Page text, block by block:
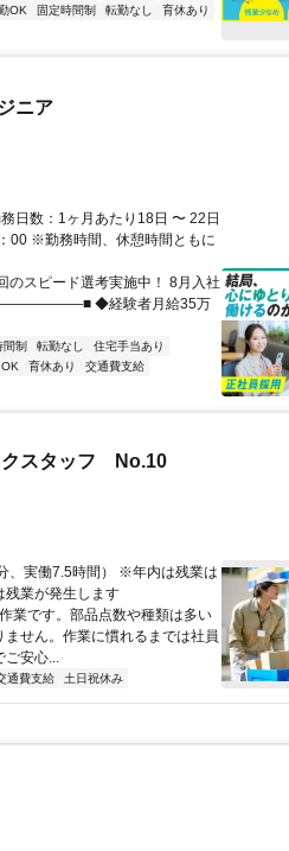
OK 固定時間制 転勤なし
育休あり
ニア
日数：1ヶ月あたり18日 〜 22日
00 ※勤務時間、休憩時間ともに
ード選考実施中！ 8月入社
◆経験者月給35万
間制 転勤なし
住宅手当あり
育休あり
交通費支給
クスタッフ No.10
、実働7.5時間） ※年内は残業は
残業が発生します
業です。部品点数や種類は多い
せん。作業に慣れるまでは社員
ご安心...
通費支給 土日祝休み